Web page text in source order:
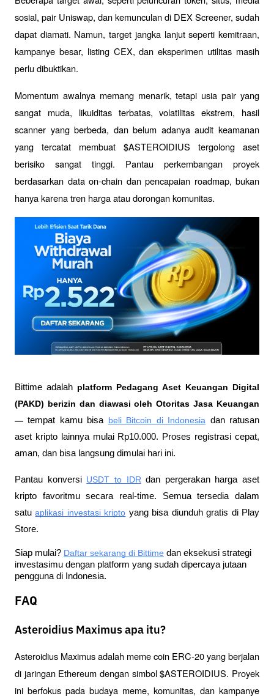
sosial, pair Uniswap, dan kemunculan di DEX Screener, sudah
dapat diamati. Namun, target jangka lanjut seperti kemitraan,
kampanye besar, listing CEX, dan eksperimen utilitas masih
perlu dibuktikan.
Momentum awalnya memang menarik, tetapi usia pair yang
sangat muda, likuiditas terbatas, volatilitas ekstrem, hasil
scanner yang berbeda, dan belum adanya audit keamanan
yang tercatat membuat $ASTEROIDIUS tergolong aset
berisiko sangat tinggi. Pantau perkembangan proyek
berdasarkan data on-chain dan pencapaian roadmap, bukan
hanya karena tren harga atau dorongan komunitas.
Bittime adalah platform Pedagang Aset Keuangan Digital
(PAKD) berizin dan diawasi oleh Otoritas Jasa Keuangan
— tempat kamu bisa beli Bitcoin di Indonesia dan ratusan
aset kripto lainnya mulai Rp10.000. Proses registrasi cepat,
aman, dan bisa langsung dimulai hari ini.
Pantau konversi USDT to IDR dan pergerakan harga aset
kripto favoritmu secara real-time. Semua tersedia dalam
satu aplikasi investasi kripto yang bisa diunduh gratis di Play
Store.
Siap mulai? Daftar sekarang di Bittime dan eksekusi strategi
investasimu dengan platform yang sudah dipercaya jutaan
pengguna di Indonesia.
FAQ
Asteroidius Maximus apa itu?
Asteroidius Maximus adalah meme coin ERC-20 yang berjalan
di jaringan Ethereum dengan simbol $ASTEROIDIUS. Proyek
ini berfokus pada budaya meme, komunitas, dan kampanye